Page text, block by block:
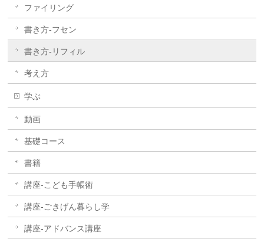
ファイリング
書き方-フセン
書き方-リフィル
考え方
学ぶ
動画
基礎コース
書籍
講座-こども手帳術
講座-ごきげん暮らし学
講座-アドバンス講座